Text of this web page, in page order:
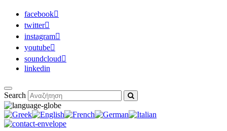
facebook
twitter
instagram
youtube
soundcloud
linkedin
Search